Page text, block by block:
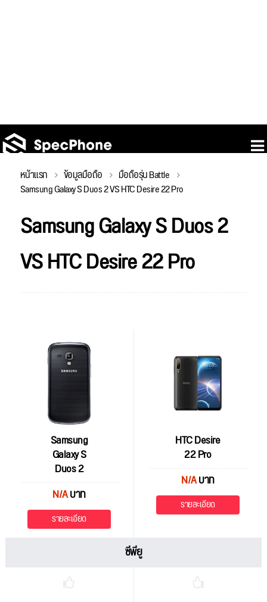
หน้าแรก ข้อมูลมือถือ มือถือรุ่น Battle
Samsung Galaxy S Duos 2 VS HTC Desire 22 Pro
Samsung Galaxy S Duos 2
VS HTC Desire 22 Pro
Samsung
Galaxy S
Duos 2
N/Aบาท
รายละเอียด
HTC Desire
22 Pro
N/Aบาท
รายละเอียด
ซีพียู